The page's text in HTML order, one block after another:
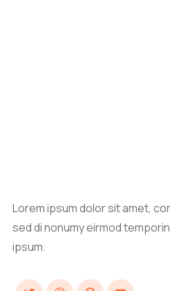
Lorem ipsum dolor sit amet,
sed di nonumy eirmod
ipsum.
TwitterDribbblePinterestYouTube